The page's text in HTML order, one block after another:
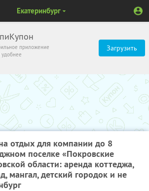
приложение
Загрузить
Екатеринбург
отдых для компании до 8
поселке «Покровские
области: аренда коттеджа,
мангал, детский городок и не